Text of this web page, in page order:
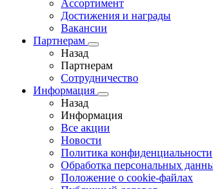
Ассортимент
Достижения и награды
Вакансии
Партнерам
Назад
Партнерам
Сотрудничество
Информация
Назад
Информация
Все акции
Новости
Политика конфиденциальности
Обработка персональных
Положение о cookie-файлах